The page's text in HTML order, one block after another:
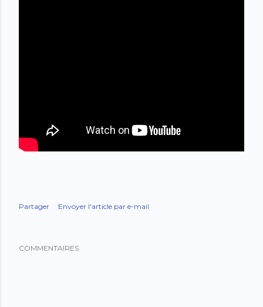
Partager Envoyer l'article par e-mail
COMMENTAIRES